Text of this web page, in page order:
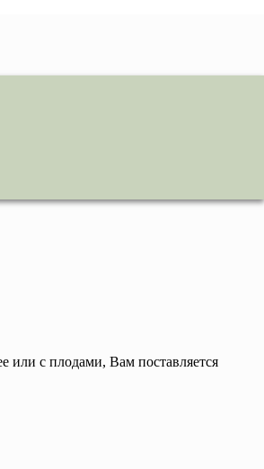
или с плодами, Вам поставляется